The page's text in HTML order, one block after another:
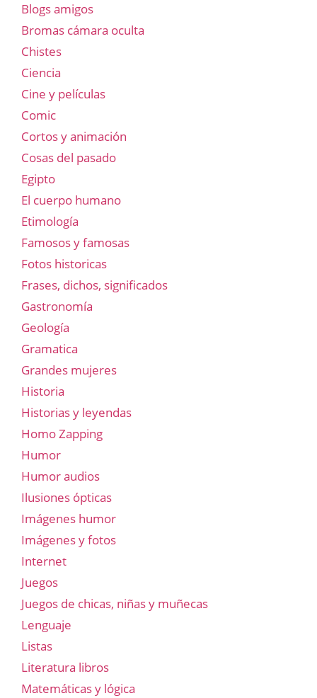
Blogs amigos
Bromas cámara oculta
Chistes
Ciencia
Cine y películas
Comic
Cortos y animación
Cosas del pasado
Egipto
El cuerpo humano
Etimología
Famosos y famosas
Fotos historicas
Frases, dichos, significados
Gastronomía
Geología
Gramatica
Grandes mujeres
Historia
Historias y leyendas
Homo Zapping
Humor
Humor audios
Ilusiones ópticas
Imágenes humor
Imágenes y fotos
Internet
Juegos
Juegos de chicas, niñas y muñecas
Lenguaje
Listas
Literatura libros
Matemáticas y lógica